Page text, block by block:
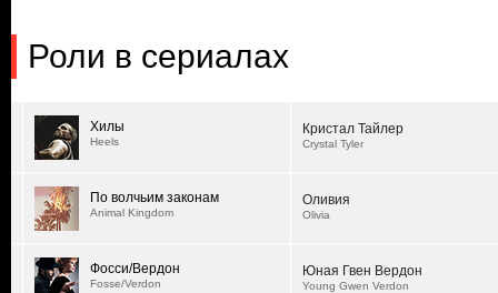
Роли в сериалах
Хилы
Heels
Кристал Тайлер
Crystal Tyler
По волчьим законам
Animal Kingdom
Оливия
Olivia
Фосси/Вердон
Fosse/Verdon
Юная Гвен Вердон
Young Gwen Verdon